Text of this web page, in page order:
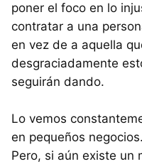
poner el foco en lo
contratar a una
en vez de a aquella
desgraciadamente
seguirán dando.
Lo vemos
en pequeños
Pero, si aún existe un